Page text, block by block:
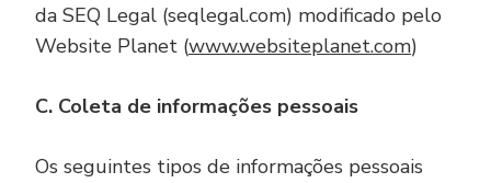
da SEQ Legal (seqlegal.com) modificado pelo
Website Planet (www.websiteplanet.com)
C. Coleta de informações pessoais
Os seguintes tipos de informações pessoais